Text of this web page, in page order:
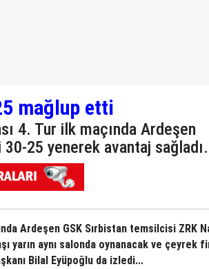
mağlup etti
4. Tur ilk maçında Ardeşen
25 yenerek avantaj sağladı.
Ardeşen GSK Sırbistan temsilcisi ZRK
yarın aynı salonda oynanacak ve çeyrek
Bilal Eyüpoğlu da izledi...